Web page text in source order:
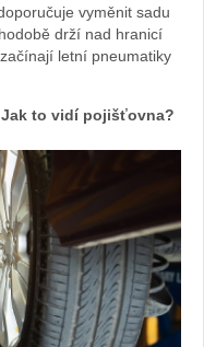
vyměnit sadu
drží nad hranicí
letní pneumatiky
to vidí pojišťovna?